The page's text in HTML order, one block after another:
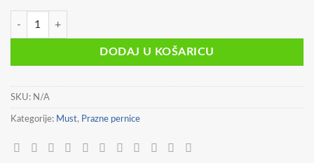
PERNICA VREĆICA/PRAVOKUTNA SILIKON 20X5X6CM 3D
DODAJ U KOŠARICU
SKU: N/A
Kategorije: Must, Prazne pernice